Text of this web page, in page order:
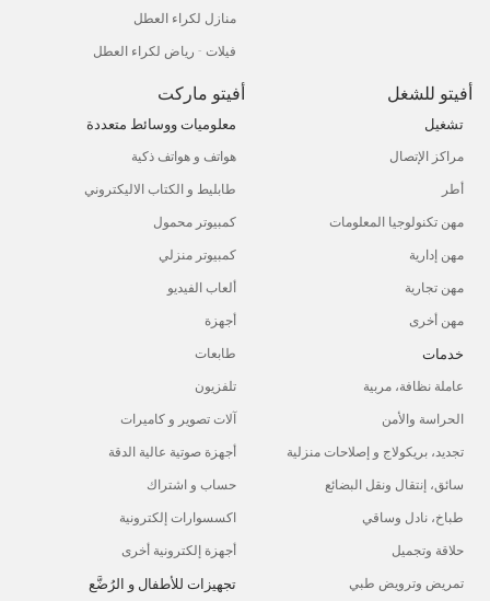
منازل لكراء العطل
فيلات - رياض لكراء العطل
أفيتو للشغل
تشغيل
مراكز الإتصال
أطر
مهن تكنولوجيا المعلومات
مهن إدارية
مهن تجارية
مهن أخرى
خدمات
عاملة نظافة، مربية
الحراسة والأمن
تجديد، بريكولاج و إصلاحات منزلية
سائق، إنتقال ونقل البضائع
طباخ، نادل وساقي
حلاقة وتجميل
تمريض وترويض طبي
أفيتو ماركت
معلوميات ووسائط متعددة
هواتف و هواتف ذكية
طابليط و الكتاب الاليكتروني
كمبيوتر محمول
كمبيوتر منزلي
ألعاب الفيديو
أجهزة
طابعات
تلفزيون
آلات تصوير و كاميرات
أجهزة صوتية عالية الدقة
حساب و اشتراك
اكسسوارات إلكترونية
أجهزة إلكترونية أخرى
تجهيزات للأطفال و الرُضَّع